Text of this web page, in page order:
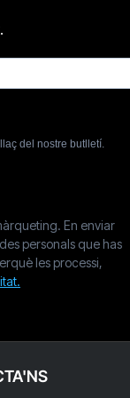
del nostre butlletí.
En enviar
personals que has
les processi,